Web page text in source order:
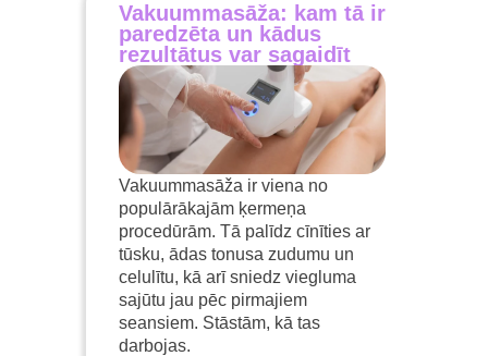
Vakuummasāža: kam tā ir
paredzēta un kādus
rezultātus var sagaidīt
Vakuummasāža ir viena no
populārākajām ķermeņa
procedūrām. Tā palīdz cīnīties ar
tūsku, ādas tonusa zudumu un
celulītu, kā arī sniedz viegluma
sajūtu jau pēc pirmajiem
seansiem. Stāstām, kā tas
darbojas.